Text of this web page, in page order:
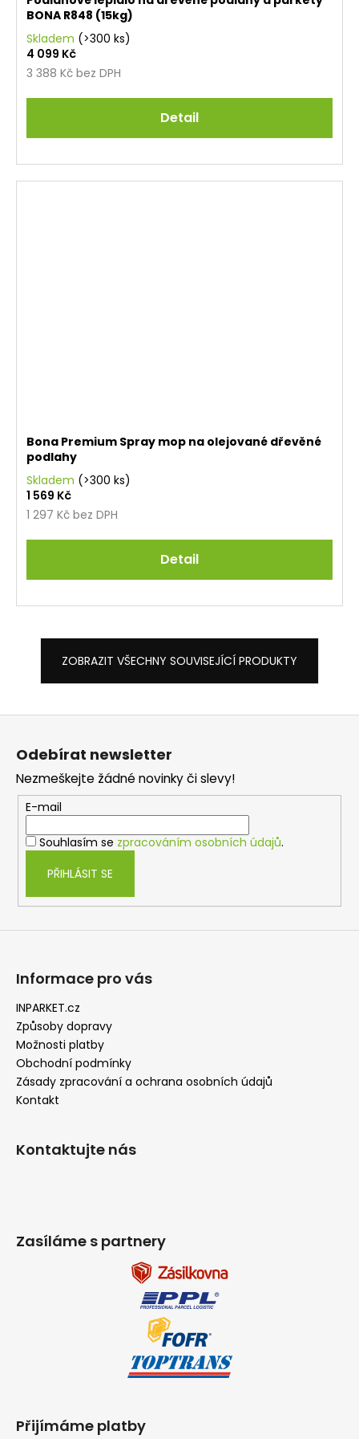
BONA R848 (15kg)
Skladem (>300 ks)
3 388 Kč bez DPH
4 099 Kč
Detail
Bona Premium Spray mop na olejované dřevěné
podlahy
Skladem (>300 ks)
1 297 Kč bez DPH
1 569 Kč
Detail
ZOBRAZIT VŠECHNY SOUVISEJÍCÍ PRODUKTY
Odebírat newsletter
Nezmeškejte žádné novinky či slevy!
E-mail
Souhlasím se zpracováním osobních údajů.
PŘIHLÁSIT SE
Informace pro vás
INPARKET.cz
Způsoby dopravy
Možnosti platby
Obchodní podmínky
Zásady zpracování a ochrana osobních údajů
Kontakt
Kontaktujte nás
Zasíláme s partnery
Přijímáme platby